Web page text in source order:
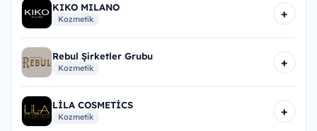
KIKO MILANO
Kozmetik +
Rebul Şirketler Grubu
Kozmetik +
LİLA COSMETİCS
Kozmetik +